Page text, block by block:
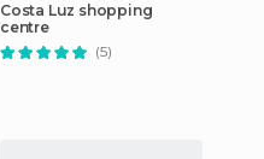
Costa Luz shopping
centre
(5)